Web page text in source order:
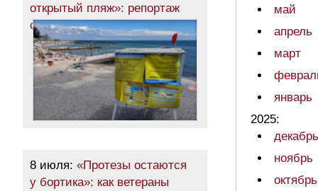
открытый пляж»: репортаж
с побережья Одессы (фото)
8 июля: «Протезы остаются
у бортика»: как ветераны
май
апрель
март
январь
2025:
декабрь
ноябрь
октябрь